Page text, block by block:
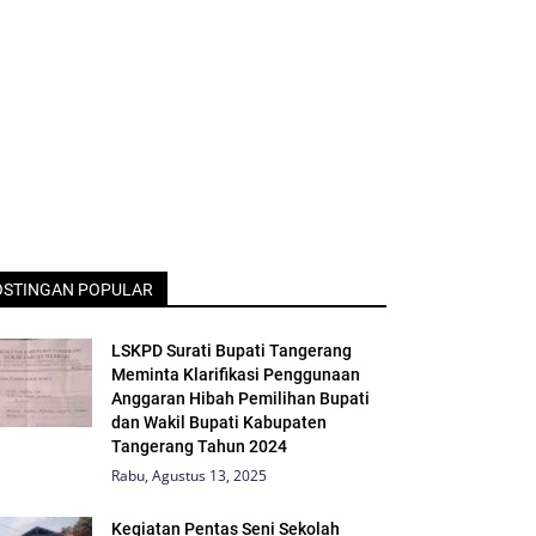
POPULAR
LSKPD Surati Bupati Tangerang
Meminta Klarifikasi Penggunaan
Anggaran Hibah Pemilihan Bupati
dan Wakil Bupati Kabupaten
Tangerang Tahun 2024
Rabu, Agustus 13, 2025
Kegiatan Pentas Seni Sekolah